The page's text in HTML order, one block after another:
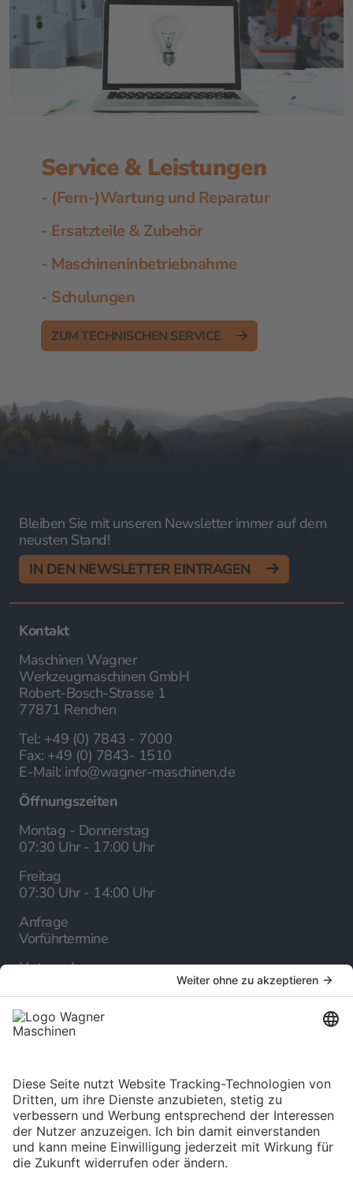
Service & Leistungen
- (Fern-)Wartung und Reparatur
- Ersatzteile & Zubehör
- Maschineninbetriebnahme
- Schulungen
ZUM TECHNISCHEN SERVICE
Bleiben Sie mit unseren Newsletter immer auf dem
neusten Stand!
IN DEN NEWSLETTER EINTRAGEN
Kontakt
Maschinen Wagner
Werkzeugmaschinen GmbH
Robert-Bosch-Strasse 1
77871 Renchen
Tel: +49 (0) 7843 - 7000
Fax: +49 (0) 7843- 1510
E-Mail: info@wagner-maschinen.de
Öffnungszeiten
Montag - Donnerstag
07:30 Uhr - 17:00 Uhr
Freitag
07:30 Uhr - 14:00 Uhr
Anfrage
Vorführtermine
Unternehmen
Über uns
Karriere
Service
Language selection
Deutsch